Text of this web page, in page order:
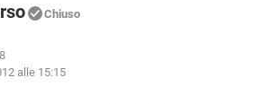
Chiuso
alle 15:15